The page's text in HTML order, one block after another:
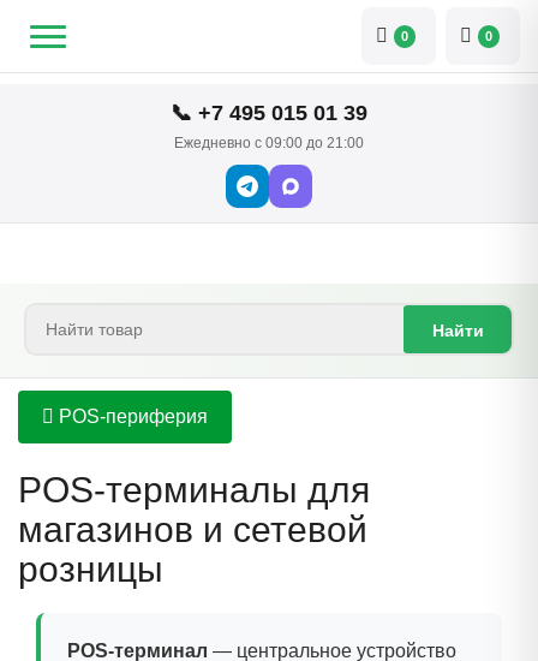
📞 +7 495 015 01 39
Ежедневно с 09:00 до 21:00
0 0
Найти
POS-периферия
POS-терминалы для
магазинов и сетевой
розницы
POS-терминал — центральное устройство